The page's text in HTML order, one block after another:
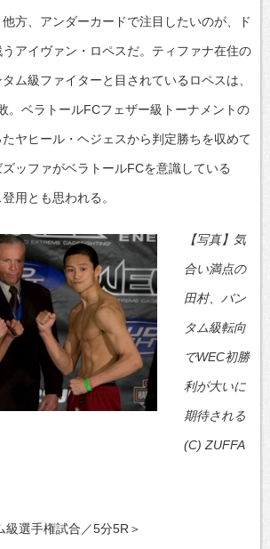
方、アンダーカードで注目したいのが、ド
アイヴァン・ロペスだ。ティファナ在住の
ム級ファイターと目されているロペスは、
。ベラトールFCフェザー級トーナメントの
ヤヒール・ヘジェスから判定勝ちを収めて
ッファがベラトールFCを意識している
用とも思われる。
【写真】気
合い満点の
田村、バン
タム級転向
でWEC初勝
利が大いに
期待される
(C) ZUFFA
級選手権試合／5分5R＞